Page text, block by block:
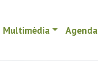
Multimèdia Agenda